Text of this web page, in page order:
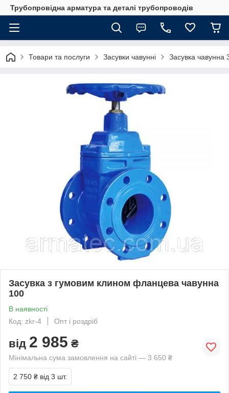
Трубопровідна арматура та деталі трубопроводів
Товари та послуги Засувки чавунні Засувка чавунна
Засувка з гумовим клином фланцева чавунна
100
В наявності
Код: zkr-4
Опт і роздріб
від 2 985 ₴
Мінімальна сума замовлення на сайті — 3 650 ₴
2 750 ₴ від 3 шт.